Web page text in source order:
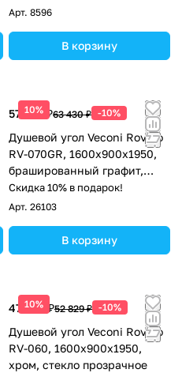
Арт. 8596
В корзину
10%
57 087 ₽63 430 ₽ -10%
Душевой угол Veconi Rovigo
RV-070GR, 1600х900х1950,
брашированный графит,
стекло прозрачное
Скидка 10% в подарок!
Арт. 26103
В корзину
10%
47 546 ₽52 829 ₽ -10%
Душевой угол Veconi Rovigo
RV-060, 1600х900х1950,
хром, стекло прозрачное